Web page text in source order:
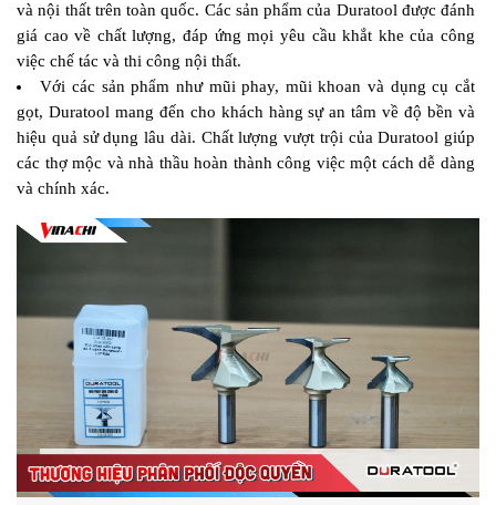
và nội thất trên toàn quốc. Các sản phẩm của Duratool được đánh
giá cao về chất lượng, đáp ứng mọi yêu cầu khắt khe của công
việc chế tác và thi công nội thất.
Với các sản phẩm như mũi phay, mũi khoan và dụng cụ cắt
gọt, Duratool mang đến cho khách hàng sự an tâm về độ bền và
hiệu quả sử dụng lâu dài. Chất lượng vượt trội của Duratool giúp
các thợ mộc và nhà thầu hoàn thành công việc một cách dễ dàng
và chính xác.